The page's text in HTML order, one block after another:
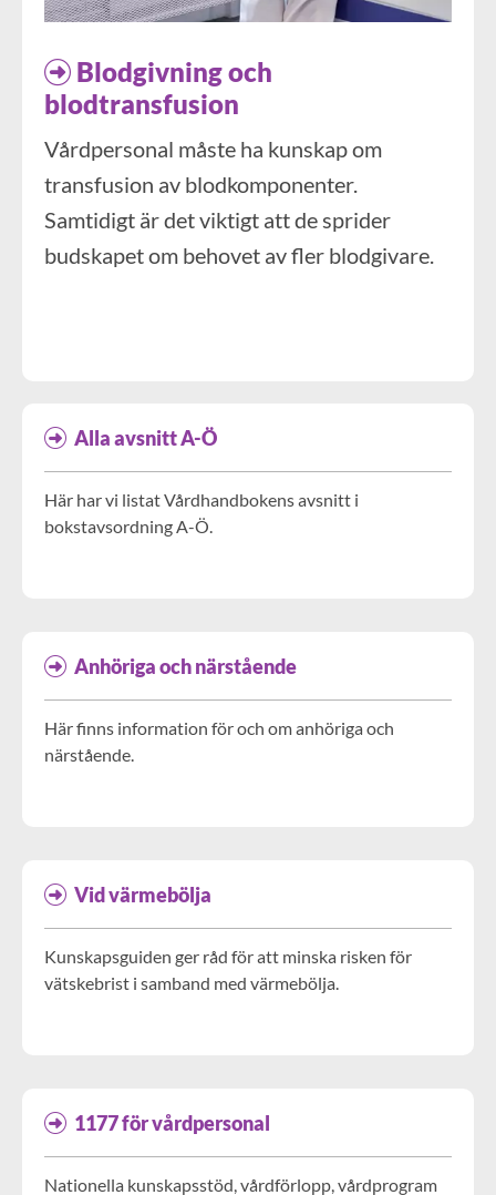
Blodgivning och
blodtransfusion
Vårdpersonal måste ha kunskap om
transfusion av blodkomponenter.
Samtidigt är det viktigt att de sprider
budskapet om behovet av fler blodgivare.
Alla avsnitt A-Ö
Här har vi listat Vårdhandbokens avsnitt i
bokstavsordning A-Ö.
Anhöriga och närstående
Här finns information för och om anhöriga och
närstående.
Vid värmebölja
Kunskapsguiden ger råd för att minska risken för
vätskebrist i samband med värmebölja.
1177 för vårdpersonal
Nationella kunskapsstöd, vårdförlopp, vårdprogram